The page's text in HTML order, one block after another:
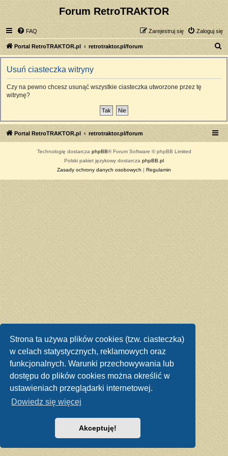
Strona ta używa plików cookies (tzw. ciasteczka)
w celach statystycznych, reklamowych oraz
funkcjonalnych. Warunki przechowywania lub
dostępu do plików cookies można określić w
ustawieniach przeglądarki internetowej.
Dowiedz się więcej
Akceptuję!
Forum RetroTRAKTOR
FAQ Zaloguj się
Zarejestruj się
Portal RetroTRAKTOR.pl retrotraktor.pl/forum
z
Usuń ciasteczka witryny
Czy na pewno chcesz usunąć wszystkie ciasteczka utworzone przez tę
witrynę?
Portal RetroTRAKTOR.pl retrotraktor.pl/forum
Technologię dostarcza phpBB® Forum Software © phpBB Limited
Polski pakiet językowy dostarcza phpBB.pl
Zasady ochrony danych osobowych | Regulamin